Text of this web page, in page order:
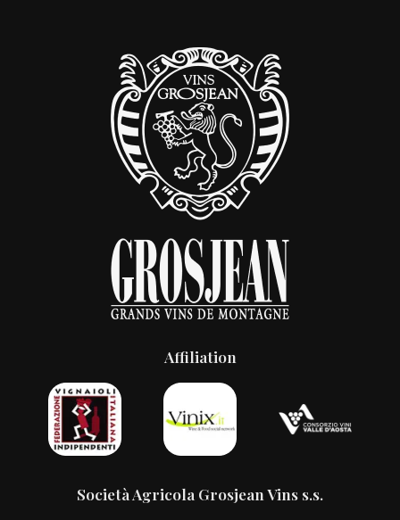
Affiliation
Società Agricola Grosjean Vins s.s.